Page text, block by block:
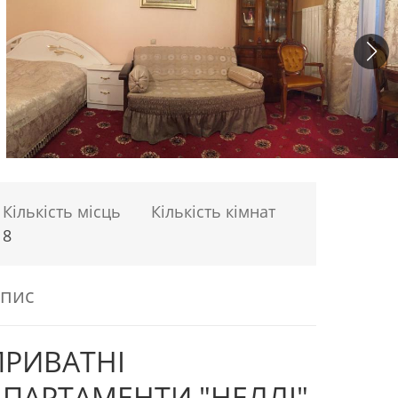
Кількість місць
8
Кількість кімнат